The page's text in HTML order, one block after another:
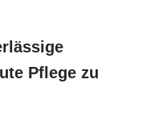
Pflege zu